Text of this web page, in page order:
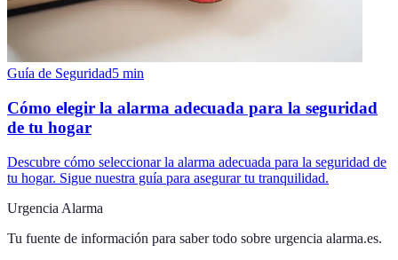
Guía de Seguridad5 min
Cómo elegir la alarma adecuada para la seguridad
de tu hogar
Descubre cómo seleccionar la alarma adecuada para la seguridad de
tu hogar. Sigue nuestra guía para asegurar tu tranquilidad.
Urgencia Alarma
Tu fuente de información para saber todo sobre urgencia alarma.es.